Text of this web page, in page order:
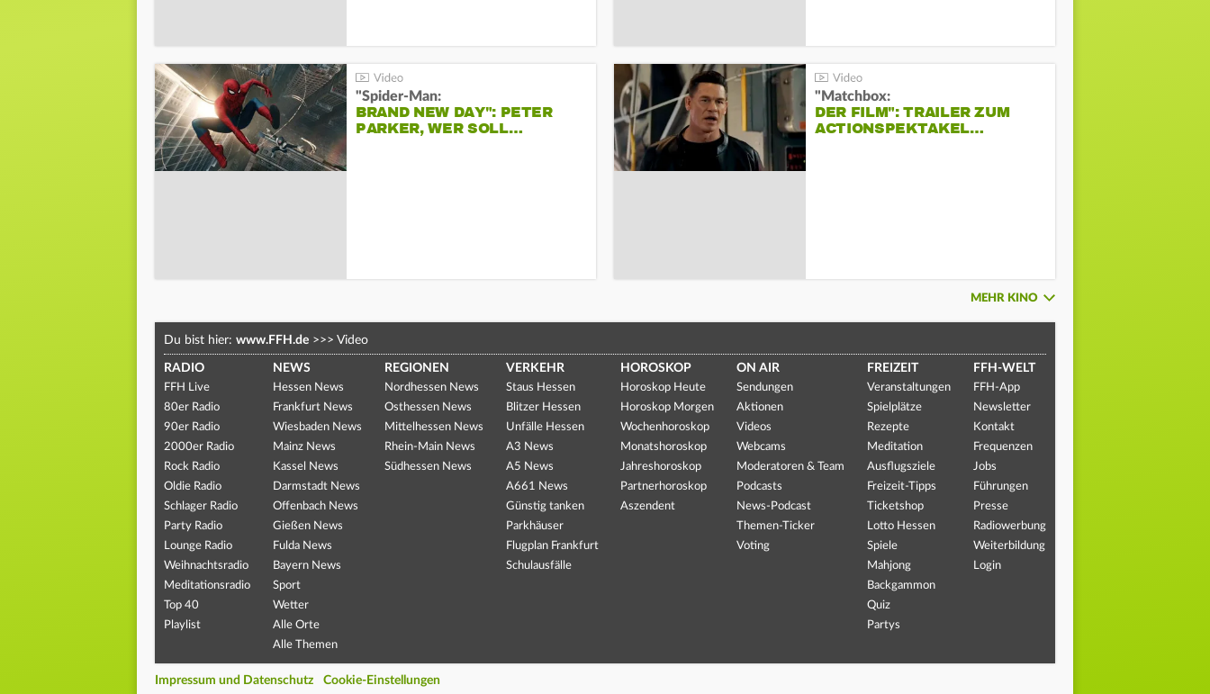
"Spider-Man:
BRAND NEW DAY": PETER
PARKER, WER SOLL…
"Matchbox:
DER FILM": TRAILER ZUM
ACTIONSPEKTAKEL…
MEHR KINO
Du bist hier: www.FFH.de >>> Video
RADIO
FFH Live
80er Radio
90er Radio
2000er Radio
Rock Radio
Oldie Radio
Schlager Radio
Party Radio
Lounge Radio
Weihnachtsradio
Meditationsradio
Top 40
Playlist
NEWS
Hessen News
Frankfurt News
Wiesbaden News
Mainz News
Kassel News
Darmstadt News
Offenbach News
Gießen News
Fulda News
Bayern News
Sport
Wetter
Alle Orte
Alle Themen
REGIONEN
Nordhessen News
Osthessen News
Mittelhessen News
Rhein-Main News
Südhessen News
VERKEHR
Staus Hessen
Blitzer Hessen
Unfälle Hessen
A3 News
A5 News
A661 News
Günstig tanken
Parkhäuser
Flugplan Frankfurt
Schulausfälle
HOROSKOP
Horoskop Heute
Horoskop Morgen
Wochenhoroskop
Monatshoroskop
Jahreshoroskop
Partnerhoroskop
Aszendent
ON AIR
Sendungen
Aktionen
Videos
Webcams
Moderatoren & Team
Podcasts
News-Podcast
Themen-Ticker
Voting
FREIZEIT
Veranstaltungen
Spielplätze
Rezepte
Meditation
Ausflugsziele
Freizeit-Tipps
Ticketshop
Lotto Hessen
Spiele
Mahjong
Backgammon
Quiz
Partys
FFH-WELT
FFH-App
Newsletter
Kontakt
Frequenzen
Jobs
Führungen
Presse
Radiowerbung
Weiterbildung
Login
Impressum und Datenschutz Cookie-Einstellungen